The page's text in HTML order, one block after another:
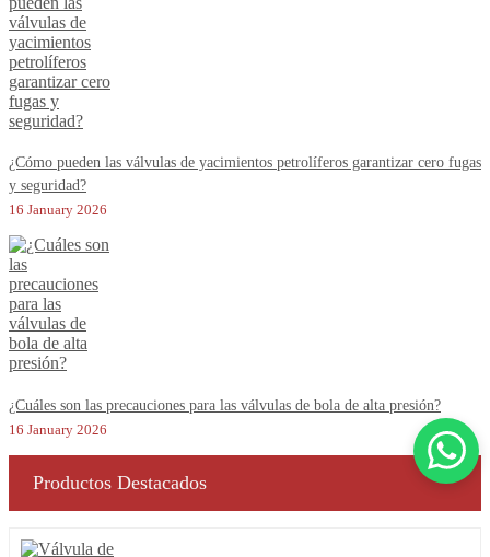
¿Cómo pueden las válvulas de yacimientos petrolíferos garantizar cero fugas
y seguridad?
16 January 2026
¿Cuáles son las precauciones para las válvulas de bola de alta presión?
16 January 2026
Productos Destacados